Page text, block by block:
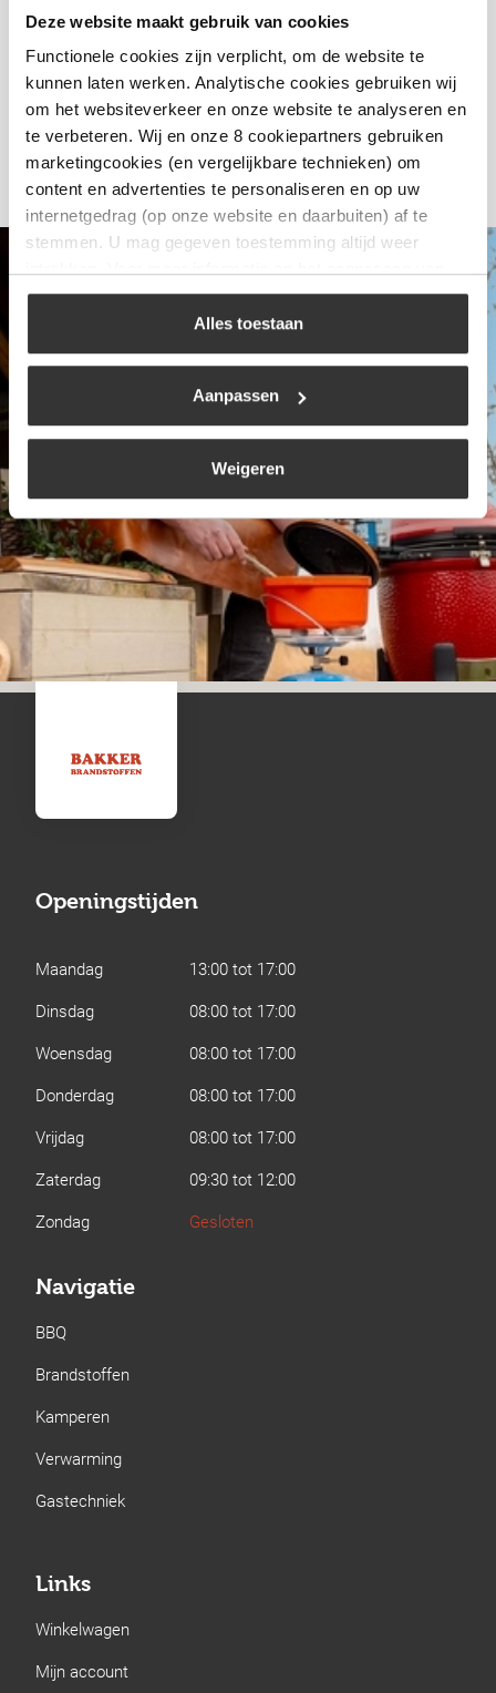
Deze website maakt gebruik van cookies
Functionele cookies zijn verplicht, om de website te
kunnen laten werken. Analytische cookies gebruiken wij
om het websiteverkeer en onze website te analyseren en
te verbeteren. Wij en onze 8 cookiepartners gebruiken
marketingcookies (en vergelijkbare technieken) om
content en advertenties te personaliseren en op uw
internetgedrag (op onze website en daarbuiten) af te
stemmen. U mag gegeven toestemming altijd weer
uw keuze op onze website verwijzen wij u naar ons
Alles toestaan
Aanpassen
Weigeren
€16,99
Bekijk
Openingstijden
Maandag
13:00 tot 17:00
Dinsdag
08:00 tot 17:00
Woensdag
08:00 tot 17:00
Donderdag
08:00 tot 17:00
Vrijdag
08:00 tot 17:00
Zaterdag
09:30 tot 12:00
Zondag
Gesloten
Navigatie
BBQ
Brandstoffen
Kamperen
Verwarming
Gastechniek
Links
Winkelwagen
Mijn account